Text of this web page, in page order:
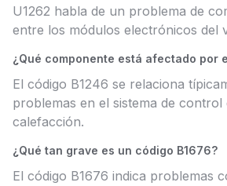
U1262 habla de un problema de
entre los módulos electrónicos del
¿Qué componente está afectado por
El código B1246 se relaciona
problemas en el sistema de control
calefacción.
¿Qué tan grave es un código B1676?
El código B1676 indica problemas